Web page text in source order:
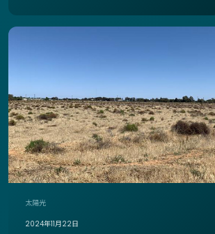
太陽光
2024年11月22日